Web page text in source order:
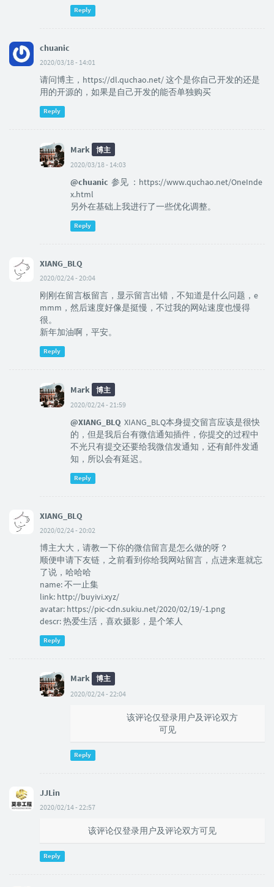
Reply
chuanic
2020/03/18 - 14:01
请问博主，https://dl.quchao.net/ 这个是你自己开发的还是
用的开源的，如果是自己开发的能否单独购买
Reply
Mark
博主
2020/03/18 - 14:03
@chuanic 参见 ：https://www.quchao.net/OneInde
x.html
另外在基础上我进行了一些优化调整。
Reply
XIANG_BLQ
2020/02/24 - 20:04
刚刚在留言板留言，显示留言出错，不知道是什么问题，e
mmm，然后速度好像是挺慢，不过我的网站速度也慢得
很。
新年加油啊，平安。
Reply
Mark
博主
2020/02/24 - 21:59
@XIANG_BLQ XIANG_BLQ本身提交留言应该是很快
的，但是我后台有微信通知插件，你提交的过程中
不光只有提交还要给我微信发通知，还有邮件发通
知，所以会有延迟。
Reply
XIANG_BLQ
2020/02/24 - 20:02
博主大大，请教一下你的微信留言是怎么做的呀？
顺便申请下友链，之前看到你给我网站留言，点进来逛就忘
了说，哈哈哈
name: 不一止集
link: http://buyivi.xyz/
avatar: https://pic-cdn.sukiu.net/2020/02/19/-1.png
descr: 热爱生活，喜欢摄影，是个笨人
Reply
Mark
博主
2020/02/24 - 22:04
该评论仅登录用户及评论双方
可见
Reply
JJLin
2020/02/14 - 22:57
该评论仅登录用户及评论双方可见
Reply